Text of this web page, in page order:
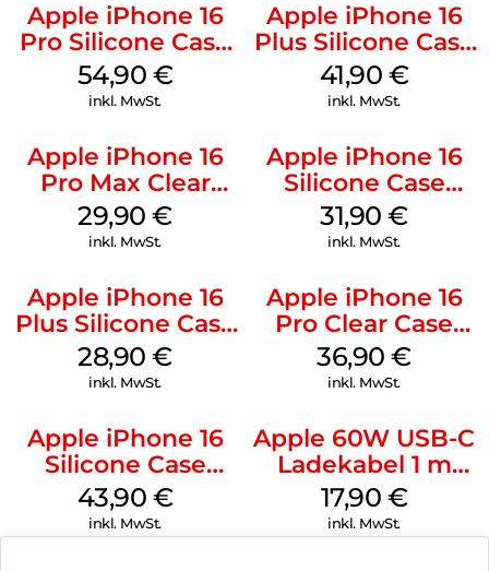
Apple iPhone 16
Pro Silicone Case
MagSafe Black
54,90 €
inkl. MwSt.
Apple iPhone 16
Plus Silicone Case
MagSafe Stone
Gray
41,90 €
inkl. MwSt.
Apple iPhone 16
Pro Max Clear
Case MagSafe
Transparent
29,90€
inkl. MwSt.
Apple iPhone 16
Silicone Case
MagSafe Fuchsia
31,90€
inkl. MwSt.
Apple iPhone 16
Plus Silicone Case
MagSafe Black
28,90€
inkl. MwSt.
Apple iPhone 16
Pro Clear Case
MagSafe
Transparent
36,90€
inkl. MwSt.
Apple iPhone 16
Silicone Case
MagSafe Plum
43,90 €
inkl. MwSt.
Apple 60W USB-C
Ladekabel 1 m
Weiß
17,90 €
inkl. MwSt.